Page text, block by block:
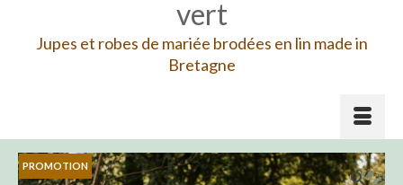
Jupes et robes de mariée brodées en lin made in
Bretagne
PROMOTION